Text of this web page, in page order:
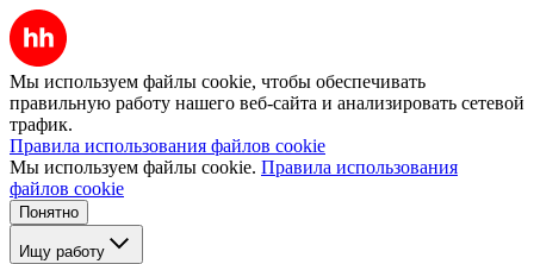
Мы используем файлы cookie, чтобы обеспечивать
правильную работу нашего веб-сайта и анализировать сетевой
трафик.
Правила использования файлов cookie
Мы используем файлы cookie. Правила использования
файлов cookie
Понятно
Ищу работу